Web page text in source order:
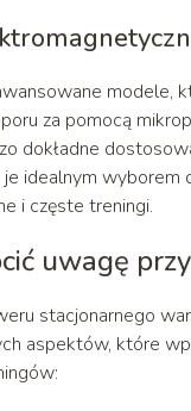
modele,
za pomocą
dokładne
je idealnym wyborem
i częste treningi.
uwagę
stacjonarnego
aspektów, które